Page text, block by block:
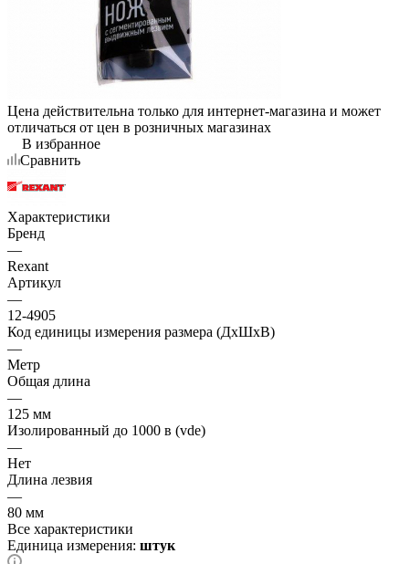
Цена действительна только для интернет-магазина и может
отличаться от цен в розничных магазинах
В избранное
Сравнить
Характеристики
Бренд
—
Rexant
Артикул
—
12-4905
Код единицы измерения размера (ДхШхВ)
—
Метр
Общая длина
—
125 мм
Изолированный до 1000 в (vde)
—
Нет
Длина лезвия
—
80 мм
Все характеристики
Единица измерения: штук